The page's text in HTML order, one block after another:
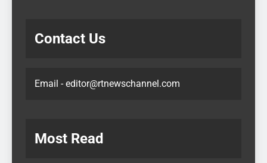
Contact Us
Email - editor@rtnewschannel.com
Most Read